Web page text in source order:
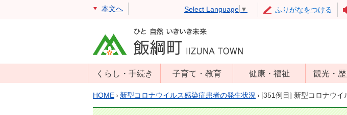
本文へ Select Language ▼ ふりがなをつける
くらし・手続き
戸籍・住民票・
子育て・教育
年齢別子育て情
健康・福祉
児童福祉
高齢者福祉
観光・
観光
アップ
HOME› 新型コロナウイルス感染症患者の発生状況 › [351例目] 新型コロナウイ